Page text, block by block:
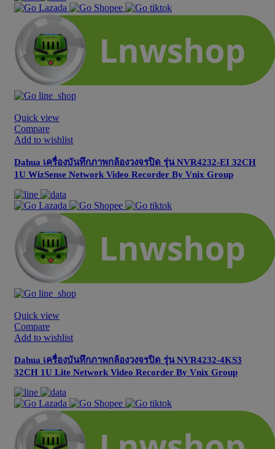
Quick view
Compare
Add to wishlist
Dahua เครื่องบันทึกภาพกล้องวงจรปิด รุ่น NVR4232-EI 32CH
1U WizSense Network Video Recorder By Vnix Group
Quick view
Compare
Add to wishlist
Dahua เครื่องบันทึกภาพกล้องวงจรปิด รุ่น NVR4232-4KS3
32CH 1U Lite Network Video Recorder By Vnix Group